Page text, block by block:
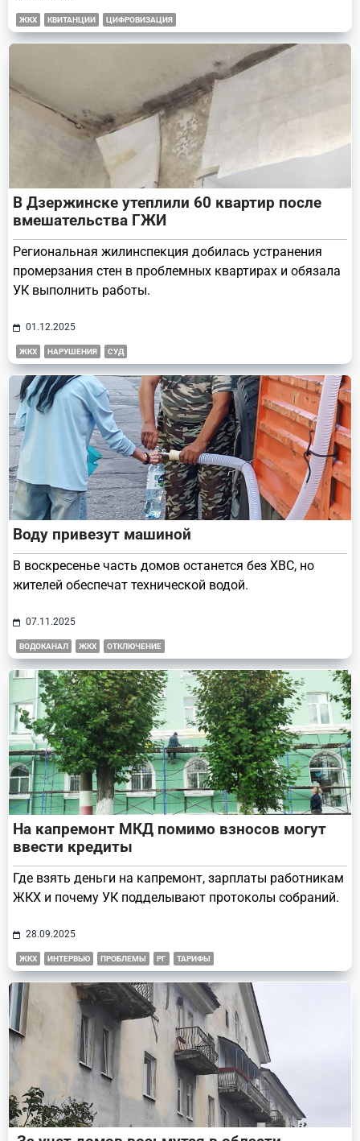
ЖКХ КВИТАНЦИИ ЦИФРОВИЗАЦИЯ
В Дзержинске утеплили 60 квартир после
вмешательства ГЖИ
Региональная жилинспекция добилась устранения
промерзания стен в проблемных квартирах и обязала
УК выполнить работы.
01.12.2025
ЖКХ НАРУШЕНИЯ СУД
Воду привезут машиной
В воскресенье часть домов останется без ХВС, но
жителей обеспечат технической водой.
07.11.2025
ВОДОКАНАЛ ЖКХ ОТКЛЮЧЕНИЕ
На капремонт МКД помимо взносов могут
ввести кредиты
Где взять деньги на капремонт, зарплаты работникам
ЖКХ и почему УК подделывают протоколы собраний.
28.09.2025
ЖКХ ИНТЕРВЬЮ ПРОБЛЕМЫ РГ ТАРИФЫ